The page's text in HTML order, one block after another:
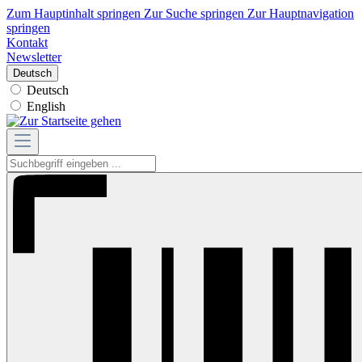
Zum Hauptinhalt springen Zur Suche springen Zur Hauptnavigation
springen
Kontakt
Newsletter
Deutsch
Deutsch
English